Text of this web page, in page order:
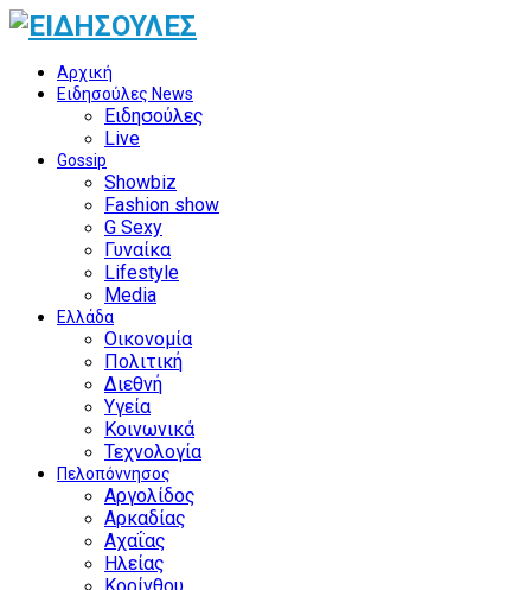
Αρχική
Ειδησούλες News
Ειδησούλες
Live
Gossip
Showbiz
Fashion show
G Sexy
Γυναίκα
Lifestyle
Media
Ελλάδα
Οικονομία
Πολιτική
Διεθνή
Υγεία
Κοινωνικά
Τεχνολογία
Πελοπόννησος
Αργολίδος
Αρκαδίας
Αχαΐας
Ηλείας